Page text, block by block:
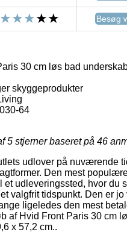
Besøg
30 cm løs bad
skyggeprodukter
64
5 stjerner baseret på 46
udlover på nuværende
Den mest
et udleveringssted, hvor du
valgfrit tidspunkt. Den er
ligeledes den mest
af Hvid Front Paris 30 cm
x 57,2 cm..